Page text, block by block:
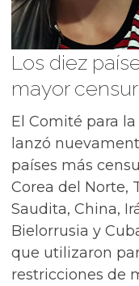
Los diez
mayor
El Comité para
lanzó
países más
Corea del Norte,
Saudita, China,
Bielorrusia y
que utilizaron
restricciones de